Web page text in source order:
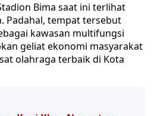
Bima saat ini terlihat
Padahal, tempat tersebut
kawasan multifungsi
geliat ekonomi masyarakat
olahraga terbaik di Kota